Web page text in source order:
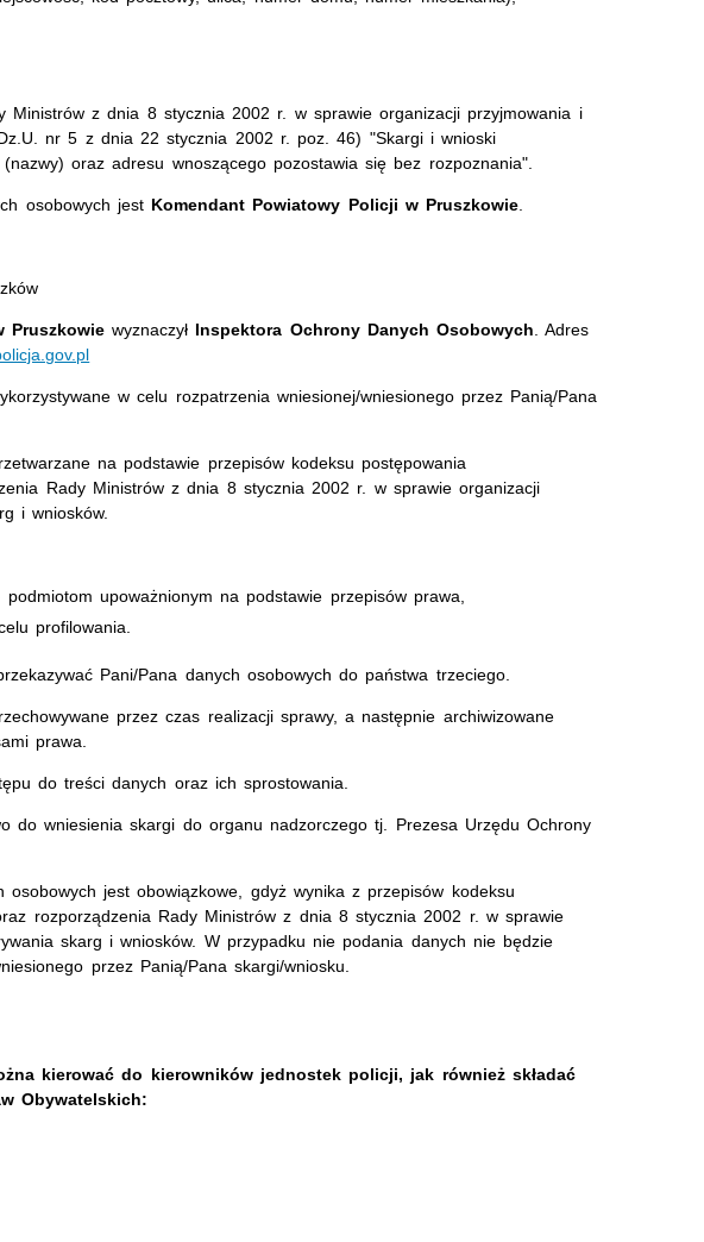
Ministrów z dnia 8 stycznia 2002 r. w sprawie organizacji przyjmowania i
nr 5 z dnia 22 stycznia 2002 r. poz. 46) "Skargi i wnioski
oraz adresu wnoszącego pozostawia się bez rozpoznania".
osobowych jest Komendant Powiatowy Policji w Pruszkowie
Pruszkowiewyznaczył Inspektora Ochrony Danych Osobowych . Adres
w celu rozpatrzenia wniesionej/wniesionego przez Panią/Pana
na podstawie przepisów kodeksu postępowania
Rady Ministrów z dnia 8 stycznia 2002 r. w sprawie organizacji
i wniosków.
podmiotom upoważnionym na podstawie przepisów prawa,
profilowania.
Pani/Pana danych osobowych do państwa trzeciego.
przez czas realizacji sprawy, a następnie archiwizowane
prawa.
do treści danych oraz ich sprostowania.
do wniesienia skargi do organu nadzorczego tj. Prezesa Urzędu Ochrony
osobowych jest obowiązkowe, gdyż wynika z przepisów kodeksu
rozporządzenia Rady Ministrów z dnia 8 stycznia 2002 r. w sprawie
skarg i wniosków. W przypadku nie podania danych nie będzie
przez Panią/Pana skargi/wniosku.
kierować do kierowników jednostek policji, jak również składać
Obywatelskich: